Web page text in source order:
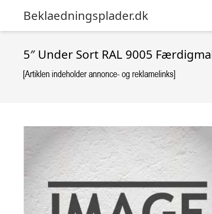
Beklaedningsplader.dk
5″ Under Sort RAL 9005